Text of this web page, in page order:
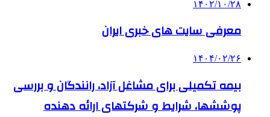
۱۴۰۲/۱۰/۲۸
معرفی سایت های خبری ایران
۱۴۰۴/۰۲/۲۶
بیمه تکمیلی برای مشاغل آزاد، رانندگان و بررسی
پوششها، شرایط و شرکتهای ارائه دهنده